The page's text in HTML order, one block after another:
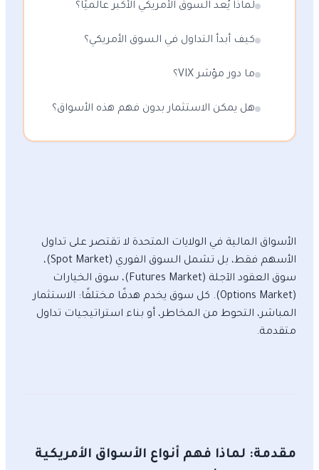
لماذا يُعد السوق الأمريكي الأكبر عالميًا؟
كيف أبدأ التداول في السوق الأمريكي؟
ما دور مؤشر VIX؟
هل يمكن الاستثمار بدون فهم هذه الأسواق؟
الأسواق المالية في الولايات المتحدة لا تقتصر على تداول
الأسهم فقط، بل تشمل السوق الفوري (Spot Market)،
سوق العقود الآجلة (Futures Market)، سوق الخيارات
(Options Market). كل سوق يخدم هدفًا مختلفًا: الاستثمار
المباشر، التحوط من المخاطر، أو بناء استراتيجيات تداول
متقدمة.
مقدمة: لماذا فهم أنواع الأسواق الأمريكية